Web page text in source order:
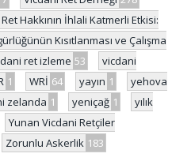
Hakkının İhlali Katmerli Etkisi:
Kısıtlanması ve Çalışma
ret izleme 53
vicdani
1 WRİ 64 yayın 1
yehova
zelanda 1 yeniçağ 1
yılık
Yunan Vicdani Retçiler
Zorunlu Askerlik 183